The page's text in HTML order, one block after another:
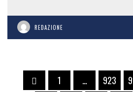
REDAZIONE
1 … 923